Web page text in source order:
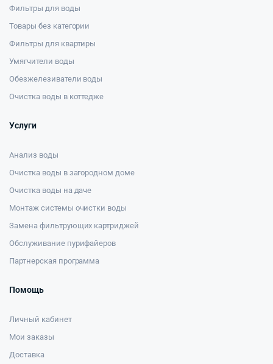
Фильтры для воды
Товары без категории
Фильтры для квартиры
Умягчители воды
Обезжелезиватели воды
Очистка воды в коттедже
Услуги
Анализ воды
Очистка воды в загородном доме
Очистка воды на даче
Монтаж системы очистки воды
Замена фильтрующих картриджей
Обслуживание пурифайеров
Партнерская программа
Помощь
Личный кабинет
Мои заказы
Доставка